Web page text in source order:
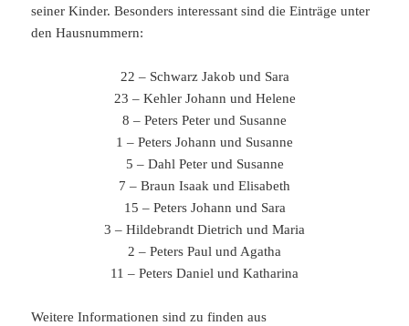
seiner Kinder. Besonders interessant sind die Einträge unter
den Hausnummern:
22 – Schwarz Jakob und Sara
23 – Kehler Johann und Helene
8 – Peters Peter und Susanne
1 – Peters Johann und Susanne
5 – Dahl Peter und Susanne
7 – Braun Isaak und Elisabeth
15 – Peters Johann und Sara
3 – Hildebrandt Dietrich und Maria
2 – Peters Paul und Agatha
11 – Peters Daniel und Katharina
Weitere Informationen sind zu finden aus